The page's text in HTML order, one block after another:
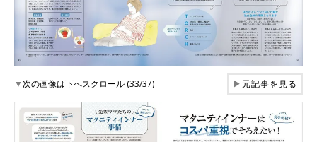
▼次の画像は下へスクロール (33/37) ▶元記事を見る